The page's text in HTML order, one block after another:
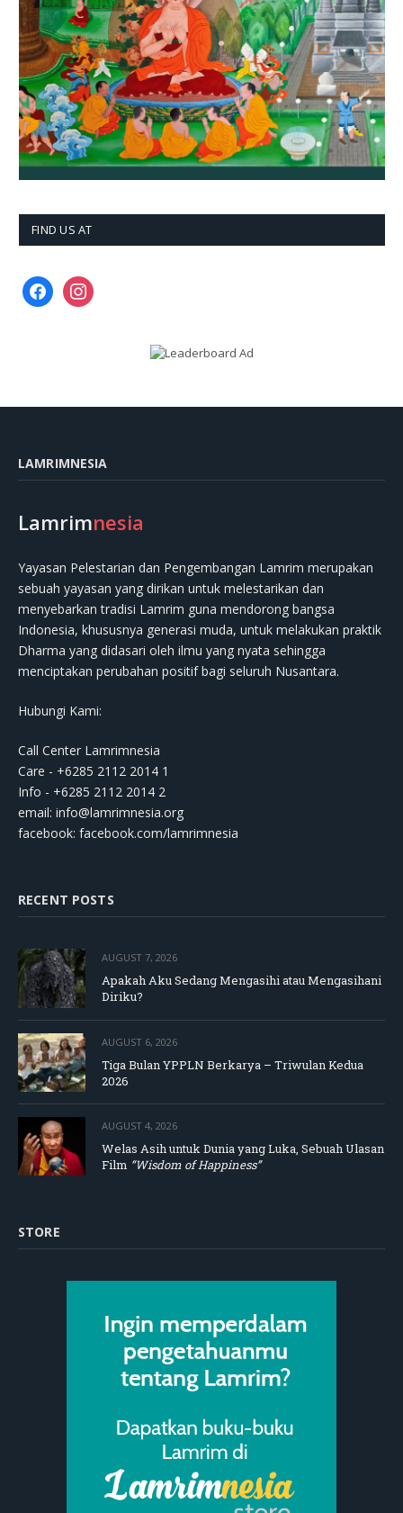
FIND US AT
facebookinstagram
LAMRIMNESIA
Lamrimnesia
Yayasan Pelestarian dan Pengembangan Lamrim merupakan
sebuah yayasan yang dirikan untuk melestarikan dan
menyebarkan tradisi Lamrim guna mendorong bangsa
Indonesia, khususnya generasi muda, untuk melakukan praktik
Dharma yang didasari oleh ilmu yang nyata sehingga
menciptakan perubahan positif bagi seluruh Nusantara.
Hubungi Kami:
Call Center Lamrimnesia
Care - +6285 2112 2014 1
Info - +6285 2112 2014 2
email: info@lamrimnesia.org
facebook: facebook.com/lamrimnesia
RECENT POSTS
AUGUST 7, 2026
Apakah Aku Sedang Mengasihi atau Mengasihani
Diriku?
AUGUST 6, 2026
Tiga Bulan YPPLN Berkarya – Triwulan Kedua
2026
AUGUST 4, 2026
Welas Asih untuk Dunia yang Luka, Sebuah Ulasan
Film “Wisdom of Happiness”
STORE